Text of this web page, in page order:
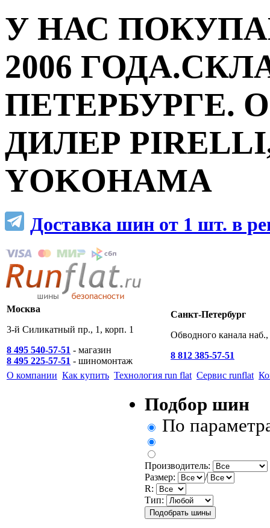
У НАС
2006
ПЕТЕРБУРГЕ.
ДИЛЕР
YOKOHAMA
Доставка шин от 1 шт. в
Москва
3-й Силикатный пр., 1, корп. 1
8 495 540-57-51 - магазин
8 495 225-57-51 - шиномонтаж
Санкт-Петербург
Обводного канала
8 812 385-57-51
О компании Как купить Технология run flat Сервис runflat
Подбор шин
По
Производитель:
Размер:
/
R:
Тип: